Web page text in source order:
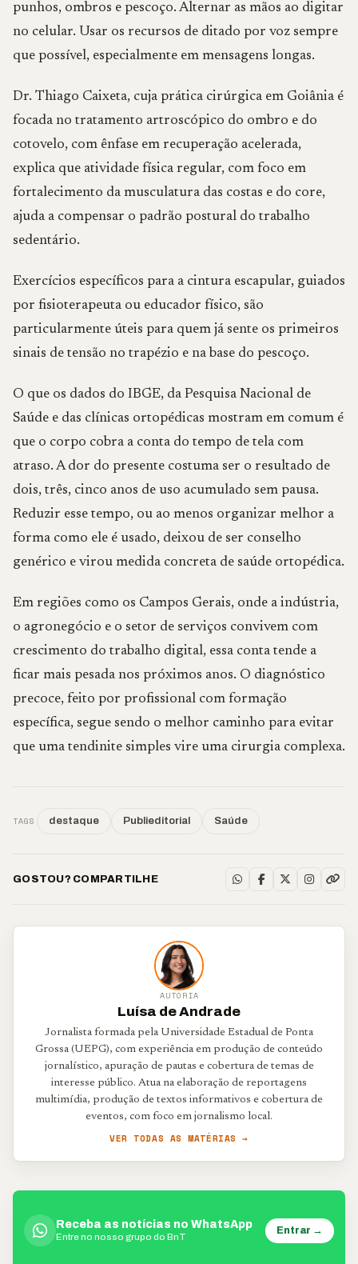
punhos, ombros e pescoço. Alternar as mãos ao digitar
no celular. Usar os recursos de ditado por voz sempre
que possível, especialmente em mensagens longas.
Dr. Thiago Caixeta, cuja prática cirúrgica em Goiânia é
focada no tratamento artroscópico do ombro e do
cotovelo, com ênfase em recuperação acelerada,
explica que atividade física regular, com foco em
fortalecimento da musculatura das costas e do core,
ajuda a compensar o padrão postural do trabalho
sedentário.
Exercícios específicos para a cintura escapular, guiados
por fisioterapeuta ou educador físico, são
particularmente úteis para quem já sente os primeiros
sinais de tensão no trapézio e na base do pescoço.
O que os dados do IBGE, da Pesquisa Nacional de
Saúde e das clínicas ortopédicas mostram em comum é
que o corpo cobra a conta do tempo de tela com
atraso. A dor do presente costuma ser o resultado de
dois, três, cinco anos de uso acumulado sem pausa.
Reduzir esse tempo, ou ao menos organizar melhor a
forma como ele é usado, deixou de ser conselho
genérico e virou medida concreta de saúde ortopédica.
Em regiões como os Campos Gerais, onde a indústria,
o agronegócio e o setor de serviços convivem com
crescimento do trabalho digital, essa conta tende a
ficar mais pesada nos próximos anos. O diagnóstico
precoce, feito por profissional com formação
específica, segue sendo o melhor caminho para evitar
que uma tendinite simples vire uma cirurgia complexa.
TAGS destaque Publieditorial Saúde
GOSTOU? COMPARTILHE
AUTORIA
Luísa de Andrade
Jornalista formada pela Universidade Estadual de Ponta
Grossa (UEPG), com experiência em produção de conteúdo
jornalístico, apuração de pautas e cobertura de temas de
interesse público. Atua na elaboração de reportagens
multimídia, produção de textos informativos e cobertura de
eventos, com foco em jornalismo local.
VER TODAS AS MATÉRIAS →
Receba as notícias no WhatsApp
Entre no nosso grupo do BnT
Entrar →